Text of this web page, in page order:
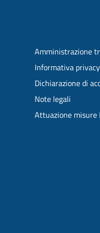
Amministrazione
Informativa privacy
Dichiarazione di
Note legali
Attuazione misure